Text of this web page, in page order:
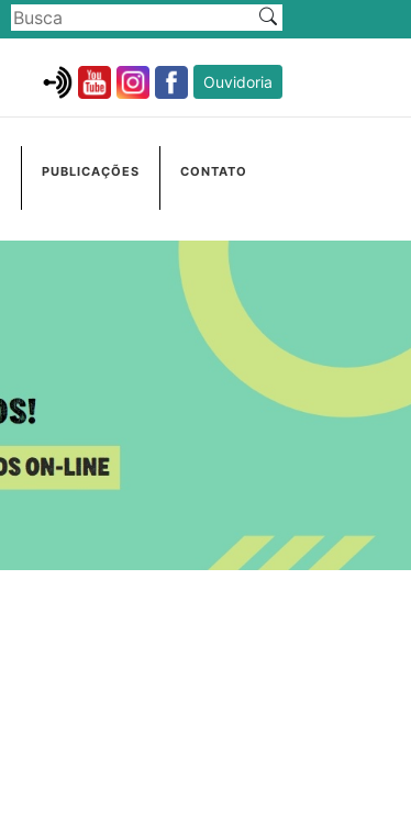
Ouvidoria
PUBLICAÇÕES CONTATO